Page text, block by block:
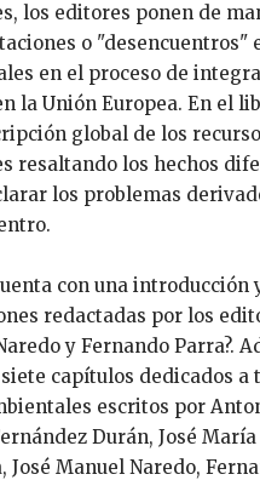
los editores ponen de
o "desencuentros"
en el proceso de
la Unión Europea. En el
global de los
resaltando los hechos
los problemas
con una introducción
redactadas por los
y Fernando Parra?.
capítulos dedicados a
escritos por
Durán, José
José Manuel Naredo,